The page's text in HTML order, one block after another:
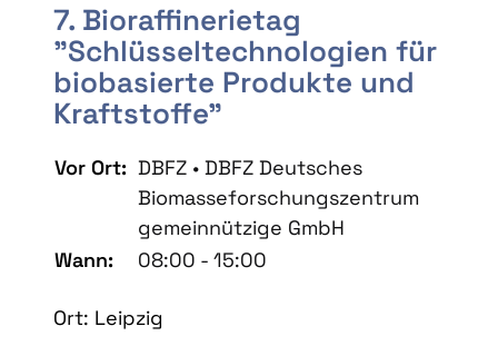
7. Bioraffinerietag
"Schlüsseltechnologien für
biobasierte Produkte und
Kraftstoffe"
Vor Ort: DBFZ • DBFZ Deutsches
Biomasseforschungszentrum
gemeinnützige GmbH
Wann:
08:00 - 15:00
Ort: Leipzig